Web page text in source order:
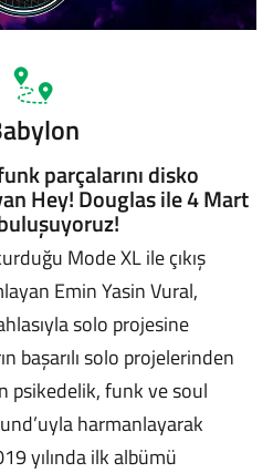
parçalarını disko
Hey! Douglas ile 4 Mart
Mode XL ile çıkış
Emin Yasin Vural,
solo projesine
başarılı solo projelerinden
psikedelik, funk ve soul
harmanlayarak
yılında ilk albümü